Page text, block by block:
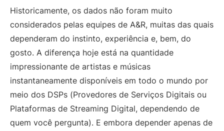
Historicamente, os dados não foram muito
considerados pelas equipes de A&R, muitas das quais
dependeram do instinto, experiência e, bem, do
gosto. A diferença hoje está na quantidade
impressionante de artistas e músicas
instantaneamente disponíveis em todo o mundo por
meio dos DSPs (Provedores de Serviços Digitais ou
Plataformas de Streaming Digital, dependendo de
quem você pergunta). E embora depender apenas de